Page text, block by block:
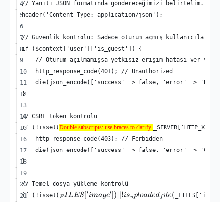
// Yanıtı JSON formatında göndereceğimizi belirtelim.
header('Content-Type: application/json');
// Güvenlik kontrolü: Sadece oturum açmış kullanıcılar
if ($context['user']['is_guest']) {
// Oturum açılmamışsa yetkisiz erişim hatası ver ve
    http_response_code(401); // Unauthorized
die(json_encode(['success' => false, 'error' => 'Bu
}
// CSRF token kontrolü
if (!isset(Double subscripts: use braces to clarify
Double subscripts: use braces to clarify
    http_response_code(403); // Forbidden
die(json_encode(['success' => false, 'error' =>
}
// Temel dosya yükleme kontrolü
if (!isset( FILES[′i mage′]) | | isuploadedfile(